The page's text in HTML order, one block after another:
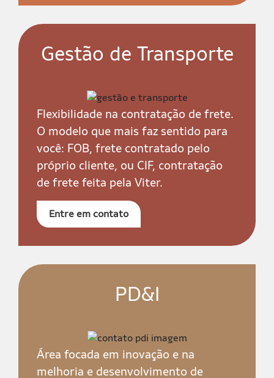
Gestão de Transporte
Flexibilidade na contratação de frete.
O modelo que mais faz sentido para
você: FOB, frete contratado pelo
próprio cliente, ou CIF, contratação
de frete feita pela Viter.
Entre em contato
PD&I
Área focada em inovação e na
melhoria e desenvolvimento de